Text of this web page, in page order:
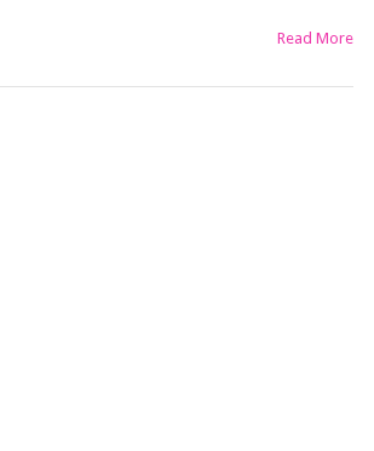
Read More